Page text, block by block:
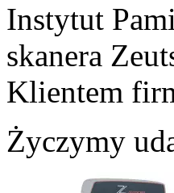
Instytut
skanera
Klientem
Życzymy